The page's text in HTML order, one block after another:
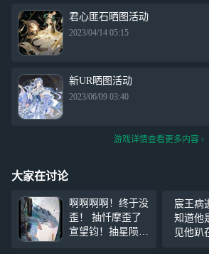
君心匪石晒图活动
2023/04/14 05:15
新UR晒图活动
2023/06/09 03:40
游戏详情查看更多内容
大家在讨论
啊啊啊啊！终于没
歪！ 抽忏摩歪了
宣望钧！抽星陨还
宸王病
知道他
见他趴